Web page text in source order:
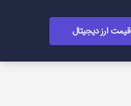
قیمت ارز دیجیتال